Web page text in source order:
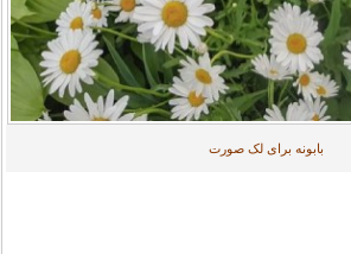
بابونه برای لک صورت